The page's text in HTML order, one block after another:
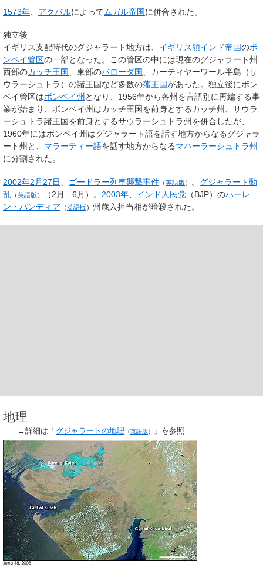
1573年 アクバルによってムガル帝国に併合された。
独立後
イギリス支配時代のグジャラート地方は、 イギリス領インド帝国のボ
ンベイ管区の一部となった。この管区の中には現在のグジャラート州
西部のカッチ王国 、東部のバローダ国
、カーティヤーワール半島（サ
ウラーシュトラ）の諸王国など多数の藩王国があった。独立後にボン
ベイ管区はボンベイ州 となり、1956年から各州を言語別に再編する事
業が始まり、ボンベイ州はカッチ王国を前身とするカッチ州、サウラ
ーシュトラ諸王国を前身とするサウラーシュトラ州を併合したが、
1960年にはボンベイ州はグジャラート語を話す地方からなるグジャラ
ート州と、 マラーティー語を話す地方からなるマハーラーシュトラ州
に分割された。
2002年2月27日 ゴードラー列車襲撃事件 （英語版 ） 。 グジャラート動
乱 （英語版 ） （2月 - 6月）。 2003年 インド人民党 （BJP）のハーレ
ン・パンディア （英語版 ） 州歳入担当相が暗殺された。
地理
→詳細は「 グジャラートの地理 （英語版） 」を参照